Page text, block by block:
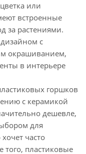
или
встроенные
за растениями.
с
окрашиванием,
в интерьере
горшков
с керамикой
дешевле,
для
часто
пластиковые